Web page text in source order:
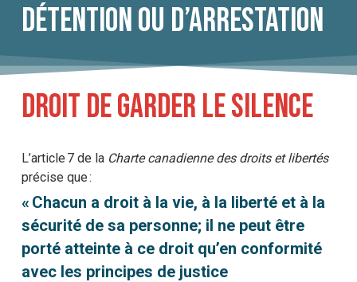
détention ou d’arrestation
Droit de garder le silence
L’article 7 de la Charte canadienne des droits et libertés
précise que :
« Chacun a droit à la vie, à la liberté et à la
sécurité de sa personne; il ne peut être
porté atteinte à ce droit qu’en conformité
avec les principes de justice